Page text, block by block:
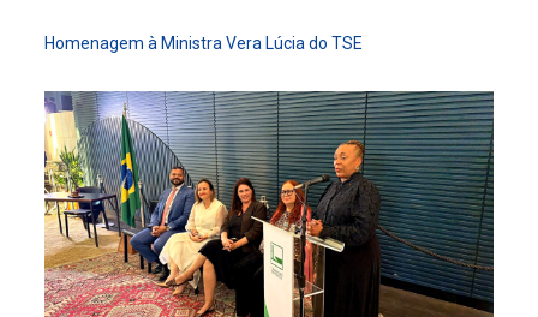
Homenagem à Ministra Vera Lúcia do TSE